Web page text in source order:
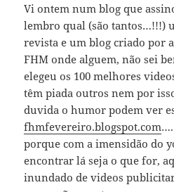
Vi ontem num blog que
lembro qual (são tantos…!!!)
revista e um blog criado por
FHM onde alguem, não sei
elegeu os 100 melhores
têm piada outros nem por
duvida o humor podem ver
fhmfevereiro.blogspot.com
porque com a imensidão do
encontrar lá seja o que for,
inundado de videos